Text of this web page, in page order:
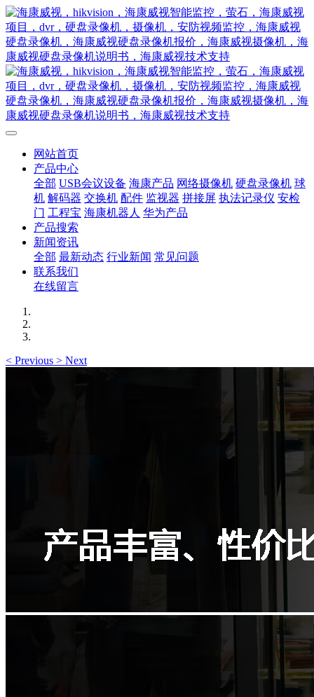
网站首页
产品中心
全部 USB会议设备 海康产品 网络摄像机 硬盘录像机 球
机 解码器 交换机 配件 监视器 拼接屏 执法记录仪 安检
门 工程宝 海康机器人 华为产品
产品搜索
新闻资讯
全部 最新动态 行业新闻 常见问题
联系我们
在线留言
< Previous > Next